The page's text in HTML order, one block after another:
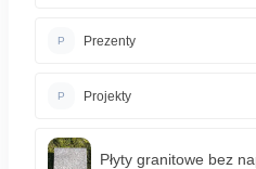
P Prezenty
P Projekty
Płyty granitowe bez